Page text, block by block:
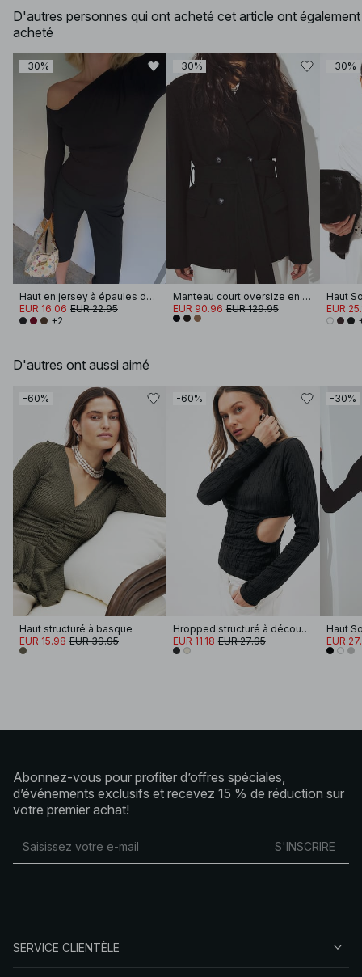
D'autres personnes qui ont acheté cet article ont également
acheté
-30%
Haut en jersey à épaules dénudées
EUR 16.06 EUR 22.95
+2
-30%
Manteau court oversize en laine mélangée
EUR 90.96 EUR 129.95
-30%
Haut
EUR
D'autres ont aussi aimé
-60%
Haut structuré à basque
EUR 15.98 EUR 39.95
-60%
Hropped structuré à découpes
EUR 11.18 EUR 27.95
-30%
EUR
Abonnez-vous pour profiter d’offres spéciales,
d’événements exclusifs et recevez 15 % de réduction sur
votre premier achat!
S'INSCRIRE
SERVICE CLIENTÈLE